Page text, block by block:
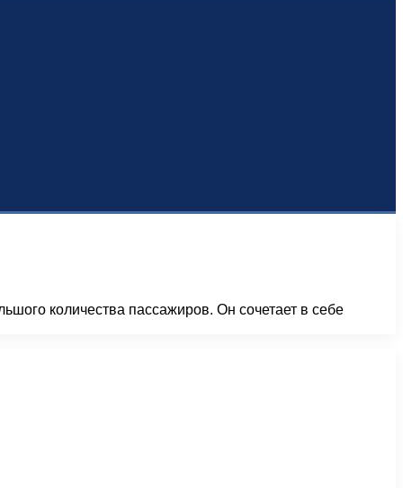
количества пассажиров. Он сочетает в себе